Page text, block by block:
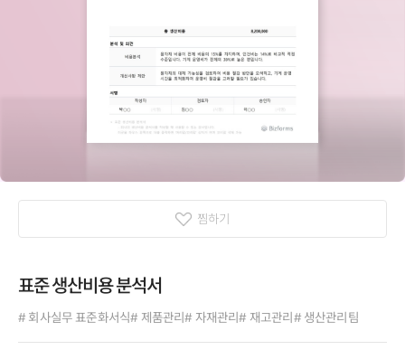
찜하기
표준 생산비용 분석서
# 회사실무 표준화서식# 제품관리# 자재관리# 재고관리 # 생산관리팀